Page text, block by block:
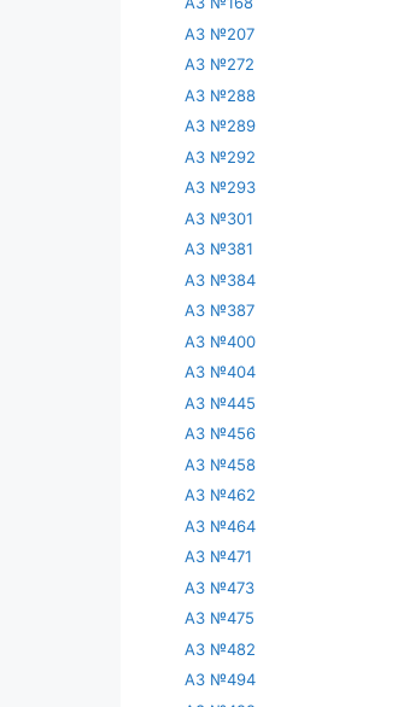
АЗ №207
АЗ №272
АЗ №288
АЗ №289
АЗ №292
АЗ №293
АЗ №301
АЗ №381
АЗ №384
АЗ №387
АЗ №400
АЗ №404
АЗ №445
АЗ №456
АЗ №458
АЗ №462
АЗ №464
АЗ №471
АЗ №473
АЗ №475
АЗ №482
АЗ №494